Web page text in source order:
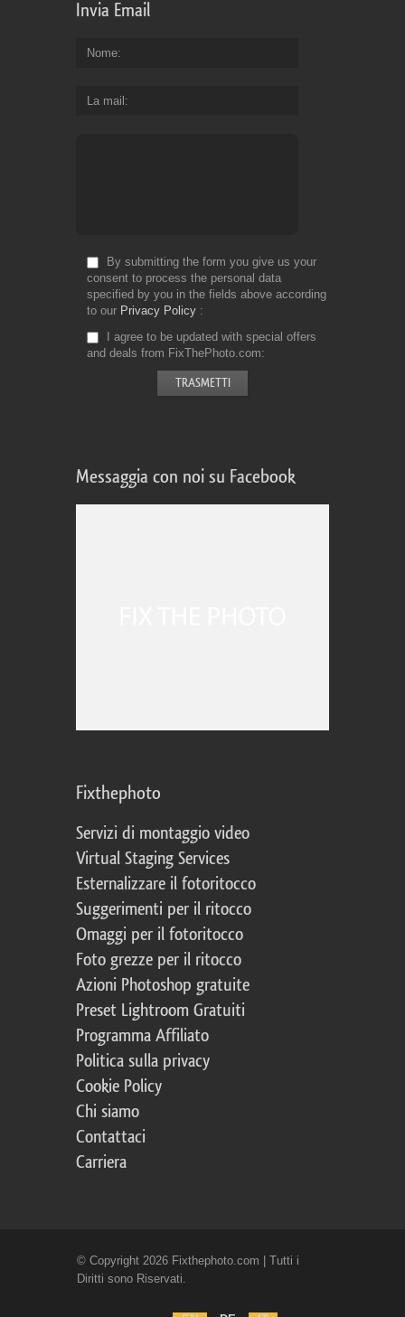
Invia Email
Nome
La mail
By submitting the form you give us your
consent to process the personal data
specified by you in the fields above according
to our Privacy Policy
I agree to be updated with special offers
and deals from FixThePhoto.com
Messaggia con noi su Facebook
Fixthephoto
Servizi di montaggio video
Virtual Staging Services
Esternalizzare il fotoritocco
Suggerimenti per il ritocco
Omaggi per il fotoritocco
Foto grezze per il ritocco
Azioni Photoshop gratuite
Preset Lightroom Gratuiti
Programma Affiliato
Politica sulla privacy
Cookie Policy
Chi siamo
Contattaci
Carriera
© Copyright 2026 Fixthephoto.com | Tutti i
Diritti sono Riservati.